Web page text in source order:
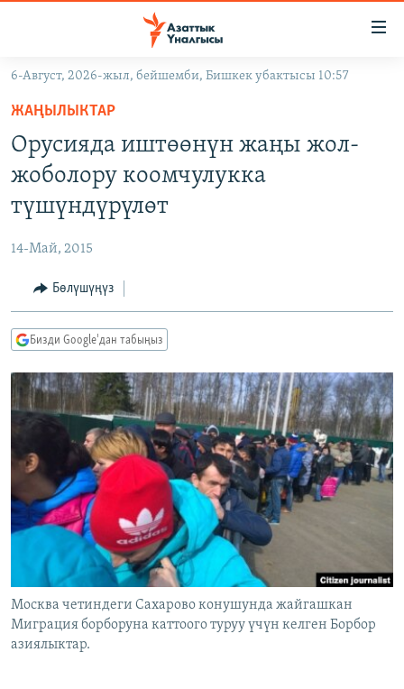
Навигацияга
өтүңүз
Издөөгө
салыңызКЫРГЫЗСТАН
МАДАНИЯТ
ДҮЙНӨ
ТВ ПРОГРАММАЛАР
БҮГҮН АЗАТТЫКТА
ДАНИСТЕ
ЭЖЕ-СИҢДИЛЕР
АЗАТТЫК+
ЫҢГАЙСЫЗ СУРООЛОР
ПОДКАСТ
Русский
ОНЛАЙН ШЕРИНЕ
ЭЕ/АРнун бардык сайттары
6-Август, 2026-жыл, бейшемби, Бишкек убактысы 10:57
ЖАҢЫЛЫКТАР
Орусияда иштөөнүн жаңы жол-
жоболору коомчулукка
түшүндүрүлөт
14-Май, 2015
Бөлүшүңүз
Бизди Google'дан табыңыз
Москва четиндеги Сахарово конушунда жайгашкан
Миграция борборуна каттоого туруу үчүн келген Борбор
азиялыктар.